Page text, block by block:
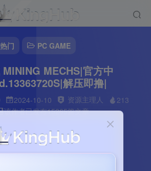
热门 PC GAME
MECHS|官方中
解压即撸|
2024-10-10 资源主理人
213
该作者已发布15265篇文章